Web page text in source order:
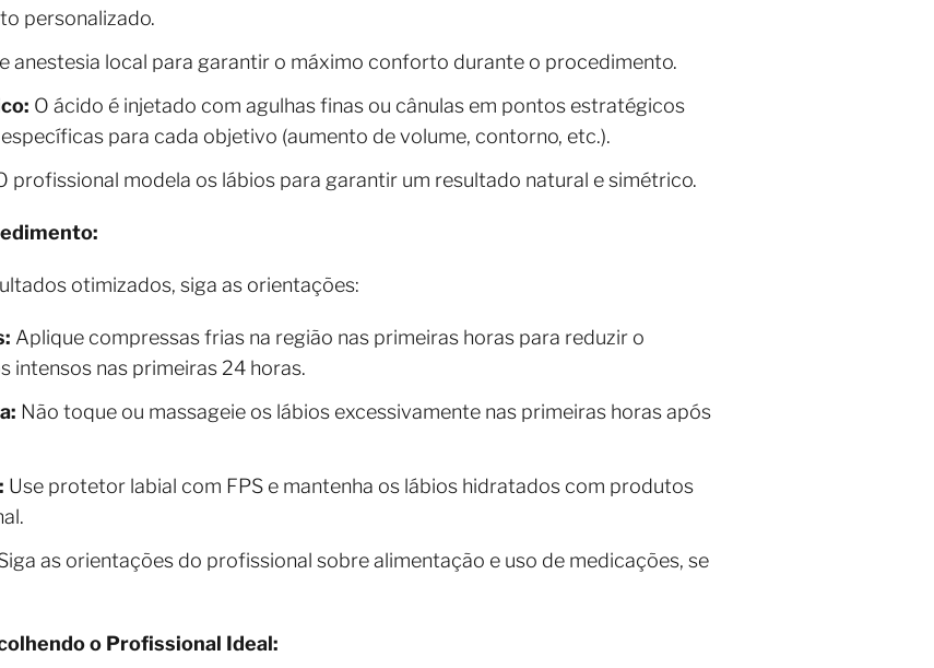
personalizado.
anestesia local para garantir o máximo conforto durante o procedimento.
O ácido é injetado com agulhas finas ou cânulas em pontos estratégicos
para cada objetivo (aumento de volume, contorno, etc.).
profissional modela os lábios para garantir um resultado natural e simétrico.
otimizados, siga as orientações:
Aplique compressas frias na região nas primeiras horas para reduzir o
intensos nas primeiras 24 horas.
Não toque ou massageie os lábios excessivamente nas primeiras horas após
Use protetor labial com FPS e mantenha os lábios hidratados com produtos
as orientações do profissional sobre alimentação e uso de medicações, se
o Profissional Ideal: